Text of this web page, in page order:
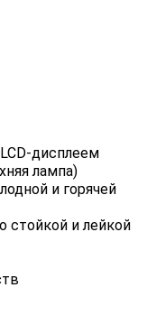
дисплеем
лампа)
и горячей
стойкой и лейкой